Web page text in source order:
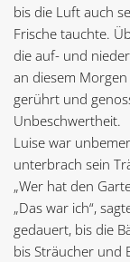
bis die Luft auch
Frische tauchte.
die auf- und
an diesem
gerührt und
Unbeschwertheit.
Luise war
unterbrach sein
„Wer hat den
„Das war ich“,
gedauert, bis die
bis Sträucher und